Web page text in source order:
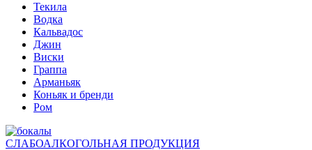
Текила
Водка
Кальвадос
Джин
Виски
Граппа
Арманьяк
Коньяк и бренди
Ром
СЛАБОАЛКОГОЛЬНАЯ ПРОДУКЦИЯ